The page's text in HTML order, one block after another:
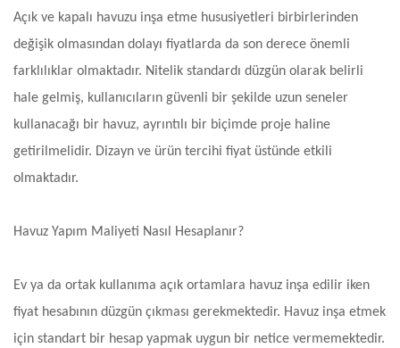
Açık ve kapalı havuzu inşa etme hususiyetleri birbirlerinden
değişik olmasından dolayı fiyatlarda da son derece önemli
farklılıklar olmaktadır. Nitelik standardı düzgün olarak belirli
hale gelmiş, kullanıcıların güvenli bir şekilde uzun seneler
kullanacağı bir havuz, ayrıntılı bir biçimde proje haline
getirilmelidir. Dizayn ve ürün tercihi fiyat üstünde etkili
olmaktadır.
Havuz Yapım Maliyeti Nasıl Hesaplanır?
Ev ya da ortak kullanıma açık ortamlara havuz inşa edilir iken
fiyat hesabının düzgün çıkması gerekmektedir. Havuz inşa etmek
için standart bir hesap yapmak uygun bir netice vermemektedir.